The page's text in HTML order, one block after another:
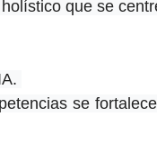
que se
se